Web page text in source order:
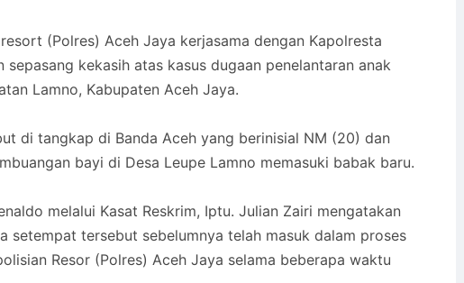
(Polres) Aceh Jaya kerjasama dengan Kapolresta
sepasang kekasih atas kasus dugaan penelantaran anak
Lamno, Kabupaten Aceh Jaya.
di tangkap di Banda Aceh yang berinisial NM (20) dan
bayi di Desa Leupe Lamno memasuki babak baru.
melalui Kasat Reskrim, Iptu. Julian Zairi mengatakan
setempat tersebut sebelumnya telah masuk dalam proses
Resor (Polres) Aceh Jaya selama beberapa waktu